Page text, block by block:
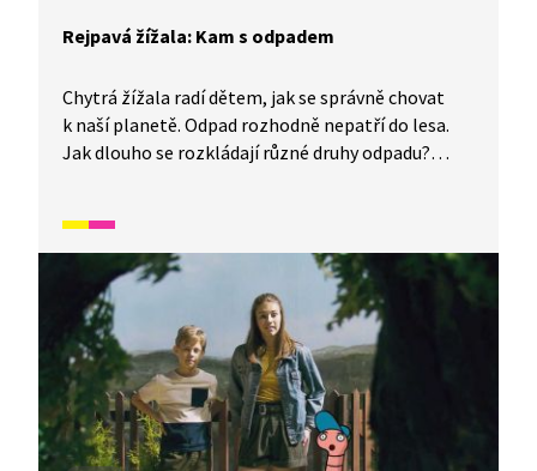
Rejpavá žížala: Kam s odpadem
Chytrá žížala radí dětem, jak se správně chovat
k naší planetě. Odpad rozhodně nepatří do lesa.
Jak dlouho se rozkládají různé druhy odpadu?
vodu. A co mohou udělat děti? To nám prozradí
naše chytrá žížala.